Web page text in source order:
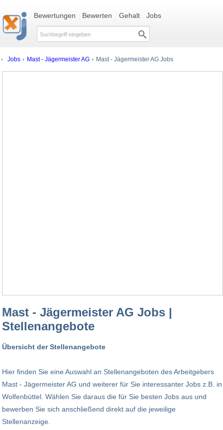
Bewertungen Bewerten Gehalt Jobs
Jobs Mast - Jägermeister AG Mast - Jägermeister AG Jobs
Mast - Jägermeister AG Jobs |
Stellenangebote
Übersicht der Stellenangebote
Hier finden Sie eine Auswahl an Stellenangeboten des Arbeitgebers
Mast - Jägermeister AG und weiterer für Sie interessanter Jobs z.B. in
Wolfenbüttel. Wählen Sie daraus die für Sie besten Jobs aus und
bewerben Sie sich anschließend direkt auf die jeweilige
Stellenanzeige.